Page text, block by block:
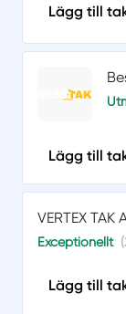
Lägg till
Lägg till
VERTEX TAK
Exceptionellt
Lägg till